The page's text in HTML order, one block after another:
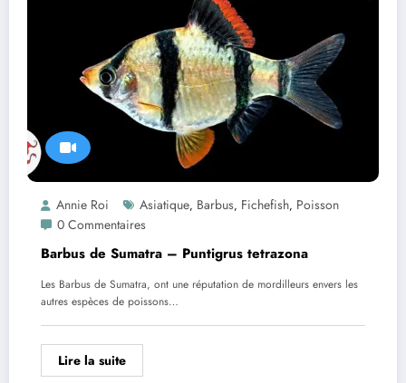
Annie Roi Asiatique, Barbus, Fichefish, Poisson
0 Commentaires
Barbus de Sumatra – Puntigrus tetrazona
Les Barbus de Sumatra, ont une réputation de mordilleurs envers les
autres espèces de poissons…
Lire la suite